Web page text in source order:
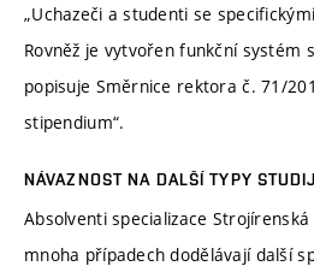
„Uchazeči a studenti se
Rovněž je vytvořen funkční systém
popisuje Směrnice rektora č. 71/
stipendium“.
NÁVAZNOST NA DALŠÍ TYPY
Absolventi specializace Strojírenská
mnoha případech dodělávají další